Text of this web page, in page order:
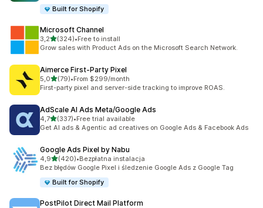
Built for Shopify
Microsoft Channel
3,2na 5 gwiazdek
(324)
Łączna liczba recenzji: 324
•Free to install
Grow sales with Product Ads on the Microsoft Search Network.
Aimerce First‑Party Pixel
5,0na 5 gwiazdek
(79)
Łączna liczba recenzji: 79
•From $299/month
First-party pixel and server-side tracking to improve ROAS.
AdScale AI Ads Meta/Google Ads
4,7na 5 gwiazdek
(337)
Łączna liczba recenzji: 337
•Free trial available
Get AI ads & Agentic ad creatives on Google Ads & Facebook Ads
Google Ads Pixel by Nabu
4,9na 5 gwiazdek
(420)
Łączna liczba recenzji: 420
•Bezpłatna instalacja
Bez błędów Google Pixel i śledzenie Google Ads z Google Tag
Built for Shopify
PostPilot Direct Mail Platform